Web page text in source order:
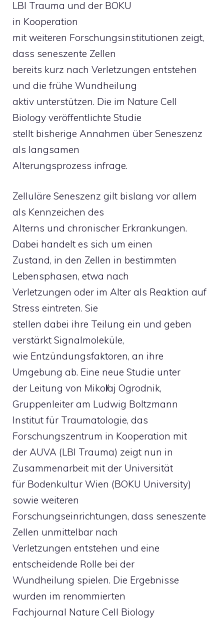
LBI Trauma und der BOKU
in Kooperation
mit weiteren Forschungsinstitutionen zeigt,
dass seneszente Zellen
bereits kurz nach Verletzungen entstehen
und die frühe Wundheilung
aktiv unterstützen. Die im Nature Cell
Biology veröffentlichte Studie
stellt bisherige Annahmen über Seneszenz
als langsamen
Alterungsprozess infrage.
Zelluläre Seneszenz gilt bislang vor allem
als Kennzeichen des
Alterns und chronischer Erkrankungen.
Dabei handelt es sich um einen
Zustand, in den Zellen in bestimmten
Lebensphasen, etwa nach
Verletzungen oder im Alter als Reaktion auf
Stress eintreten. Sie
stellen dabei ihre Teilung ein und geben
verstärkt Signalmoleküle,
wie Entzündungsfaktoren, an ihre
Umgebung ab. Eine neue Studie unter
der Leitung von Mikol̸aj Ogrodnik,
Gruppenleiter am Ludwig Boltzmann
Institut für Traumatologie, das
Forschungszentrum in Kooperation mit
der AUVA (LBI Trauma) zeigt nun in
Zusammenarbeit mit der Universität
für Bodenkultur Wien (BOKU University)
sowie weiteren
Forschungseinrichtungen, dass seneszente
Zellen unmittelbar nach
Verletzungen entstehen und eine
entscheidende Rolle bei der
Wundheilung spielen. Die Ergebnisse
wurden im renommierten
Fachjournal Nature Cell Biology